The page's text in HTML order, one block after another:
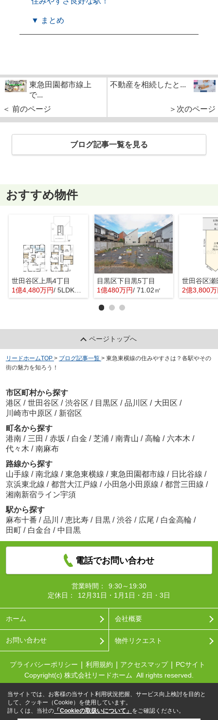
▼ まとめ
東急田園都市線上
で...
＜ 前のページ
不動産を相続したと...
＞次のページ
ブログ記事一覧を見る
おすすめ物件
世田谷区上馬4丁目
1億4,480万円/ 5LDK＋1S(納戸)
目黒区下目黒5丁目
1億480万円/ 71.02㎡
世田谷区瀬
2億3,800
ページトップへ
リードホームTOP > ブログ記事一覧 > 東急東横線の住みやすさは？各駅やその
街の魅力を知ろう！
市区町村から探す
港区 / 世田谷区 / 渋谷区 / 目黒区 / 品川区 / 大田区 /
川崎市中原区 / 新宿区
町名から探す
港南 / 三田 / 赤坂 / 白金 / 芝浦 / 南青山 / 高輪 / 六本木 /
代々木 / 南麻布
路線から探す
山手線 / 南北線 / 東急東横線 / 東急田園都市線 / 日比谷線 /
京浜東北線 / 都営大江戸線 / 小田急小田原線 / 都営三田線 /
湘南新宿ライン宇須
駅から探す
麻布十番 / 品川 / 恵比寿 / 目黒 / 渋谷 / 広尾 / 白金高輪 /
田町 / 白金台 / 中目黒
電話でお問い合わせ
営業時間：
9:30～19:30
定休日：
12月31日・1月1日・2日・3日
ホーム 会社概要
お問い合わせ 物件リクエスト
プライバシーポリシー 利用規約 アクセスマップ
PCサイト
Copyright(c) 株式会社リードホーム All rights reserved.
当サイトでは、お客様の当サイト利用状況把握、サービス向上検討を目的と
して、クッキー（Cookie）を使用しています。
詳しくは、当社の 「Cookieの取扱いについて」 をご確認ください。